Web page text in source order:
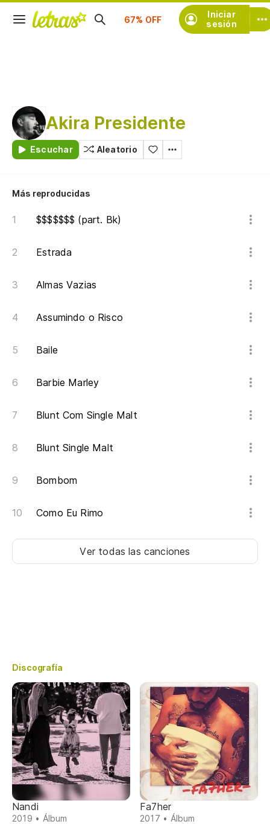
Iniciar
sesión
Akira Presidente
Escuchar Aleatorio
Más reproducidas
$$$$$$$ (part. Bk)
Estrada
Almas Vazias
Assumindo o Risco
Baile
Barbie Marley
Blunt Com Single Malt
Blunt Single Malt
Bombom
Como Eu Rimo
Ver todas las canciones
Discografía
Nandi
2019 • Álbum
Fa7her
2017 • Álbum